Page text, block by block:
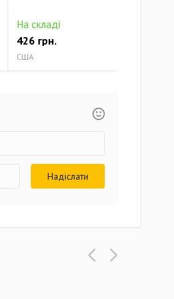
На складі
426 грн.
США